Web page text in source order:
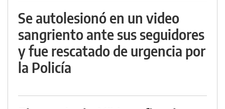
Se autolesionó en un video
sangriento ante sus seguidores
y fue rescatado de urgencia por
la Policía